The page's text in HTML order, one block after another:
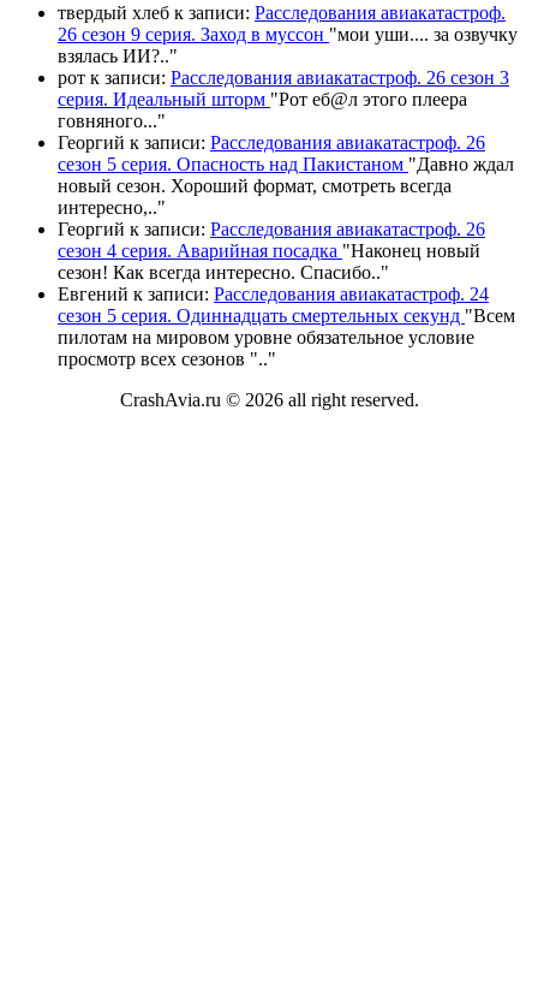
твердый хлеб к записи: Расследования авиакатастроф.
26 сезон 9 серия. Заход в муссон "мои уши.... за озвучку
взялась ИИ?.."
рот к записи: Расследования авиакатастроф. 26 сезон 3
серия. Идеальный шторм "Рот еб@л этого плеера
говняного..."
Георгий к записи: Расследования авиакатастроф. 26
сезон 5 серия. Опасность над Пакистаном "Давно ждал
новый сезон. Хороший формат, смотреть всегда
интересно,.."
Георгий к записи: Расследования авиакатастроф. 26
сезон 4 серия. Аварийная посадка "Наконец новый
сезон! Как всегда интересно. Спасибо.."
Евгений к записи: Расследования авиакатастроф. 24
сезон 5 серия. Одиннадцать смертельных секунд "Всем
пилотам на мировом уровне обязательное условие
просмотр всех сезонов ".."
CrashAvia.ru © 2026 all right reserved.